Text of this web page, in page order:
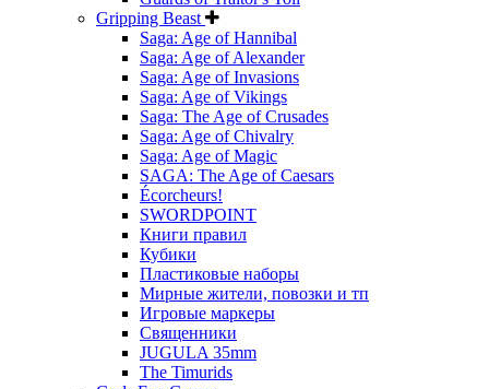
Gripping Beast
Saga: Age of Hannibal
Saga: Age of Alexander
Saga: Age of Invasions
Saga: Age of Vikings
Saga: The Age of Crusades
Saga: Age of Chivalry
Saga: Age of Magic
SAGA: The Age of Caesars
Écorcheurs!
SWORDPOINT
Книги правил
Кубики
Пластиковые наборы
Мирные жители, повозки и тп
Игровые маркеры
Священники
JUGULA 35mm
The Timurids